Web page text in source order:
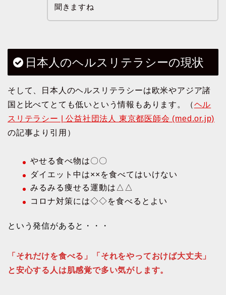
聞きますね
日本人のヘルスリテラシーの現状
そして、日本人のヘルスリテラシーは欧米やアジア諸
国と比べてとても低いという情報もあります。（ヘル
スリテラシー | 公益社団法人 東京都医師会 (med.or.jp)
の記事より引用）
やせる食べ物は〇〇
ダイエット中は××を食べてはいけない
みるみる痩せる運動は△△
コロナ対策には◇◇を食べるとよい
という発信があると・・・
「それだけを食べる」「それをやっておけば大丈夫」
と安心する人は肌感覚で多い気がします。